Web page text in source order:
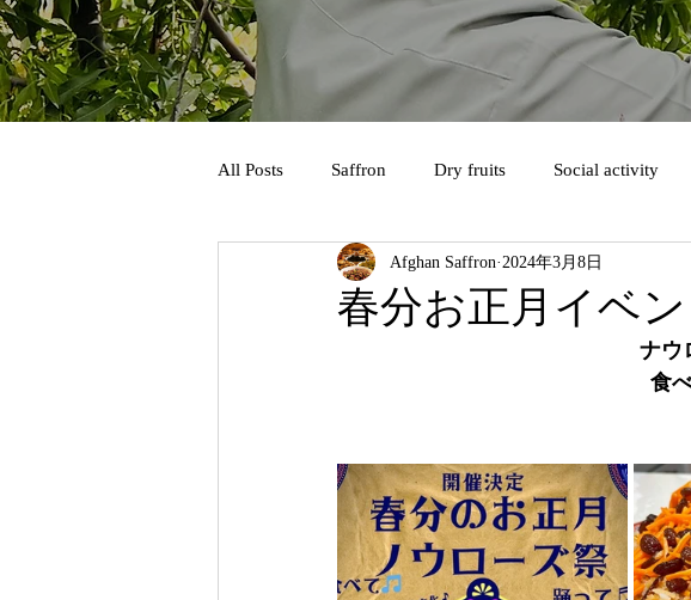
All Posts Saffron Dry fruits Social activity
春分お正月イベ
Afghan Saffron 2024年3月8日
ナウ
食